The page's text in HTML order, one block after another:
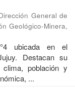
General de
Geológico-Minera,
ubicada en el
Destacan su
población y
...